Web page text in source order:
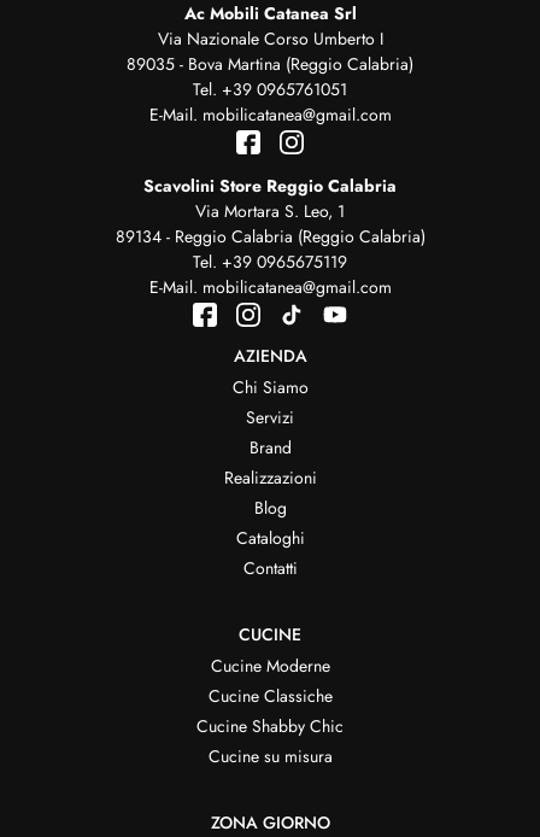
Ac Mobili Catanea Srl
Via Nazionale Corso Umberto I
89035 - Bova Martina (Reggio Calabria)
Tel. +39 0965761051
E-Mail. mobilicatanea@gmail.com
Scavolini Store Reggio Calabria
Via Mortara S. Leo, 1
89134 - Reggio Calabria (Reggio Calabria)
Tel. +39 0965675119
E-Mail. mobilicatanea@gmail.com
AZIENDA
Chi Siamo
Servizi
Brand
Realizzazioni
Blog
Cataloghi
Contatti
CUCINE
Cucine Moderne
Cucine Classiche
Cucine Shabby Chic
Cucine su misura
ZONA GIORNO